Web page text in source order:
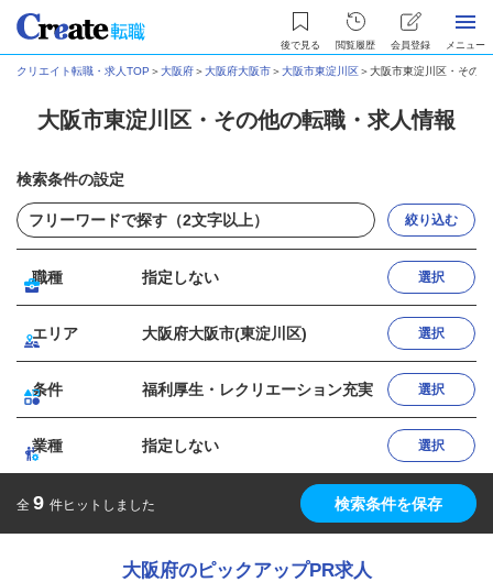
後で見る 閲覧履歴 会員登録 メニュー
クリエイト転職・求人TOP ＞大阪府＞大阪府大阪市＞大阪市東淀川区＞大阪市東淀川区・その
大阪市東淀川区・その他の転職・求人情報
検索条件の設定
絞り込む
職種 指定しない 選択
エリア 大阪府大阪市(東淀川区) 選択
条件 福利厚生・レクリエーション充実 選択
業種 指定しない 選択
全 9 件ヒットしました 検索条件を保存
大阪府のピックアップPR求人